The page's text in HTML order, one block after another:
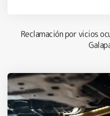
Reclamación por vicios